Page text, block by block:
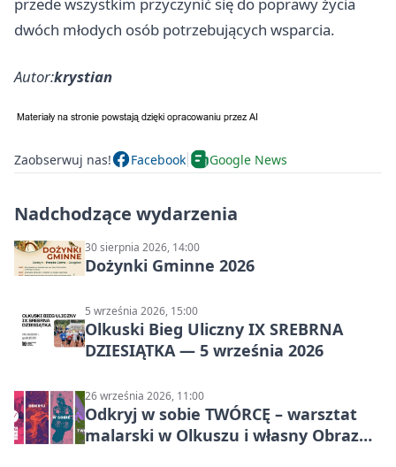
przede wszystkim przyczynić się do poprawy życia
dwóch młodych osób potrzebujących wsparcia.
Autor:krystian
Zaobserwuj nas! Facebook Google News
Nadchodzące wydarzenia
30 sierpnia 2026, 14:00
Dożynki Gminne 2026
5 września 2026, 15:00
Olkuski Bieg Uliczny IX SREBRNA
DZIESIĄTKA — 5 września 2026
26 września 2026, 11:00
Odkryj w sobie TWÓRCĘ – warsztat
malarski w Olkuszu i własny Obraz